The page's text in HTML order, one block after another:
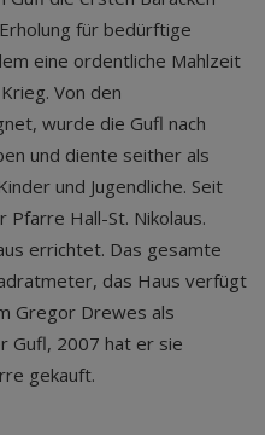
für bedürftige
eine ordentliche Mahlzeit
Von den
wurde die Gufl nach
und diente seither als
und Jugendliche. Seit
Hall-St. Nikolaus.
errichtet. Das gesamte
das Haus verfügt
Gregor Drewes als
Gufl, 2007 hat er sie
gekauft.